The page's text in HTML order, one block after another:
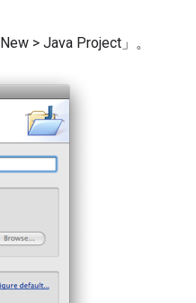
> Java Project」。